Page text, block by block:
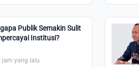
Publik Semakin Sulit
Institusi?
jam yang lalu